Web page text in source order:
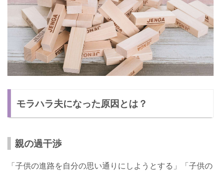
モラハラ夫になった原因とは？
親の過干渉
「子供の進路を自分の思い通りにしようとする」「子供の